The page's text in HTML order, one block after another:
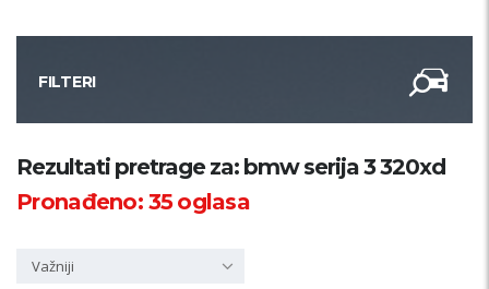
FILTERI
Kategorija
Rezultati pretrage za: bmw serija 3 320xd
Pronađeno:35oglasa
Važniji